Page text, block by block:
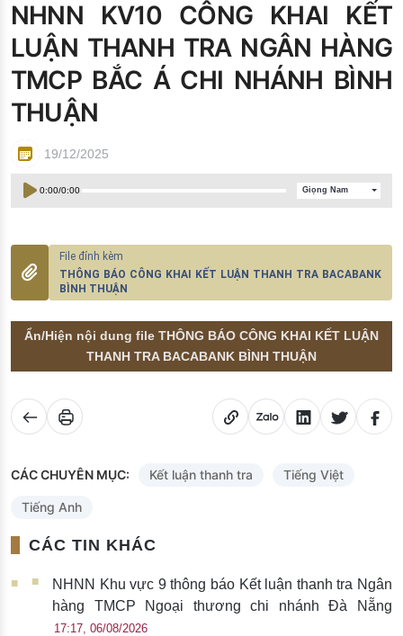
Đào tạo ISO
NHNN KV10 CÔNG KHAI KẾT
LUẬN THANH TRA NGÂN HÀNG
TMCP BẮC Á CHI NHÁNH BÌNH
THUẬN
19/12/2025
0:00/0:00 Giọng Nam
THÔNG BÁO CÔNG KHAI KẾT LUẬN THANH TRA BACABANK
BÌNH THUẬN
Ẩn/Hiện nội dung file THÔNG BÁO CÔNG KHAI KẾT LUẬN
THANH TRA BACABANK BÌNH THUẬN
CÁC CHUYÊN MỤC: Kết luận thanh tra Tiếng Việt
Tiếng Anh
CÁC TIN KHÁC
NHNN Khu vực 9 thông báo Kết luận thanh tra Ngân
hàng TMCP Ngoại thương chi nhánh Đà Nẵng
17:17, 06/08/2026